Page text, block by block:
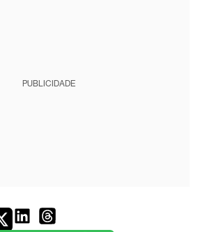
PUBLICIDADE